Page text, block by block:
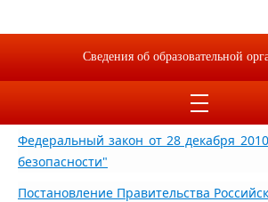
Конституция Российской Федерации
противодействии терроризму"
Федеральный закон от 28 декабря
безопасности"
Постановление Правительства
Сведения об образовательной